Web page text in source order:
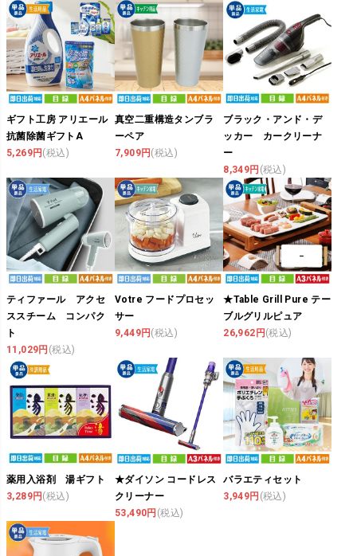
ギフト工房 アリエール
抗菌除菌ギフトA
5,269円 (税込)
真空二重構造タンブラ
ーペア
7,909円 (税込)
ブラック・アンド・デ
ッカー カークリーナ
ー
8,349円 (税込)
ティファール アクセ
ススチーム コンパク
ト
11,029円 (税込)
Votre フードプロセッ
サー
9,449円 (税込)
★Table Grill Pure テー
ブルグリルピュア
26,962円 (税込)
薬用入浴剤 湯ギフト
3,289円 (税込)
★ダイソン コードレス
クリーナー
53,490円 (税込)
バラエティセット
3,949円 (税込)